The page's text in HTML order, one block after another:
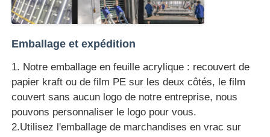
Emballage et expédition
1. Notre emballage en feuille acrylique : recouvert de
papier kraft ou de film PE sur les deux côtés, le film
couvert sans aucun logo de notre entreprise, nous
pouvons personnaliser le logo pour vous.
2.Utilisez l'emballage de marchandises en vrac sur